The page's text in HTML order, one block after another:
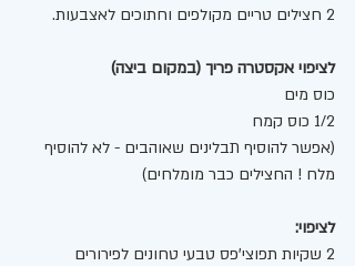
2 חצילים טריים מקולפים וחתוכים לאצבעות.
לציפוי אקסטרה פריך (במקום ביצה)
כוס מים
1/2 כוס קמח
(אפשר להוסיף תבלינים שאוהבים - לא להוסיף
מלח ! החצילים כבר מומלחים)
לציפוי:
2 שקיות תפוצי'פס טבעי טחונים לפירורים